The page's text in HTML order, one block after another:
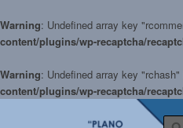
Warning: Undefined array key
content/plugins/wp-recaptcha/
Warning: Undefined array key "rchash"
content/plugins/wp-recaptcha/